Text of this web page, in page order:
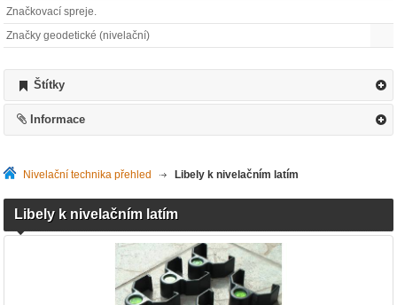
Značkovací spreje.
Značky geodetické (nivelační)
Štítky
Informace
Nivelační technika přehled >Libely k nivelačním latím
Libely k nivelačním latím